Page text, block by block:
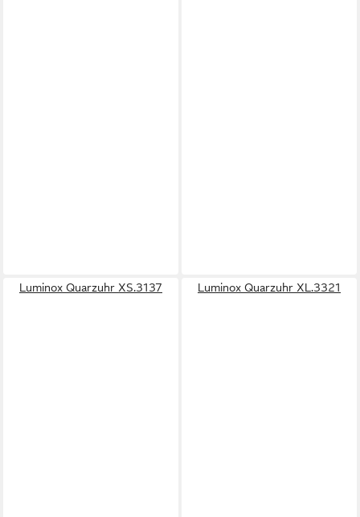
Luminox Quarzuhr XS.3137 Luminox Quarzuhr XL.3321